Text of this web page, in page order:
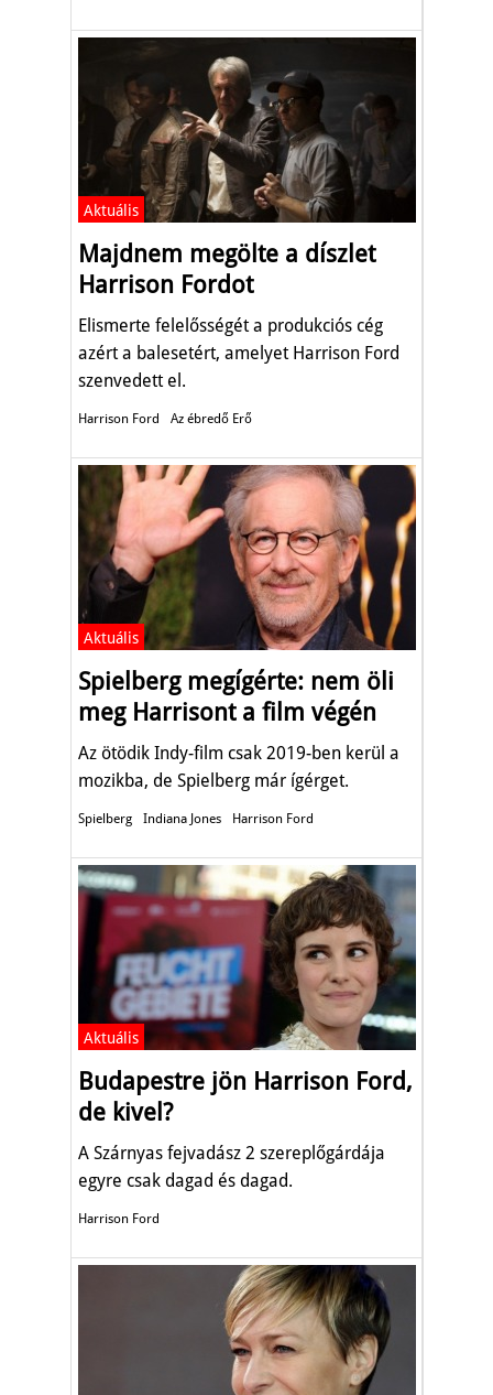
Aktuális
Majdnem megölte a díszlet
Harrison Fordot
Elismerte felelősségét a produkciós cég
azért a balesetért, amelyet Harrison Ford
szenvedett el.
Harrison Ford Az ébredő Erő
Aktuális
Spielberg megígérte: nem öli
meg Harrisont a film végén
Az ötödik Indy-film csak 2019-ben kerül a
mozikba, de Spielberg már ígérget.
Spielberg Indiana Jones Harrison Ford
Aktuális
Budapestre jön Harrison Ford,
de kivel?
A Szárnyas fejvadász 2 szereplőgárdája
egyre csak dagad és dagad.
Harrison Ford